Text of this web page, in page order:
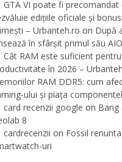
GTA VI poate fi
edițiile oficiale și
– Urbanteh.ro on După
în sfârșit primul său AIO
Cât RAM este suficient
în 2026 –
RAM DDR5: cum
ului și piața
card recenzii google on Bang
8
cardrecenzii on Fossil
uri